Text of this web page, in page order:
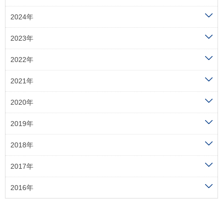
2024年
2023年
2022年
2021年
2020年
2019年
2018年
2017年
2016年